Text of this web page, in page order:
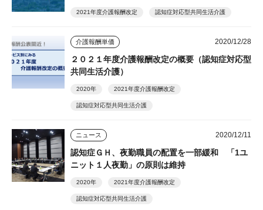
2021年度介護報酬改定 認知症対応型共同生活介護
介護報酬単価 2020/12/28
２０２１年度介護報酬改定の概要（認知症対応型
共同生活介護）
2020年 2021年度介護報酬改定
認知症対応型共同生活介護
ニュース 2020/12/11
認知症ＧＨ、夜勤職員の配置を一部緩和 「1ユ
ニット１人夜勤」の原則は維持
2020年 2021年度介護報酬改定
認知症対応型共同生活介護